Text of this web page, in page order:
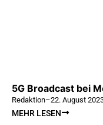
5G Broadcast bei
Redaktion–22. August
MEHR LESEN